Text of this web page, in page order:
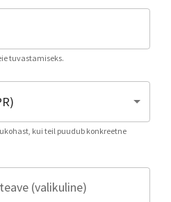
tuvastamiseks.
kui teil puudub konkreetne
(valikuline)